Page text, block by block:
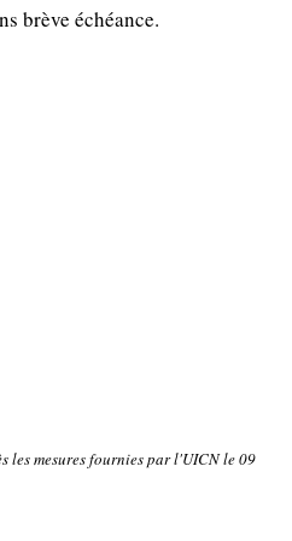
brève échéance.
les mesures fournies par l'UICN le 09